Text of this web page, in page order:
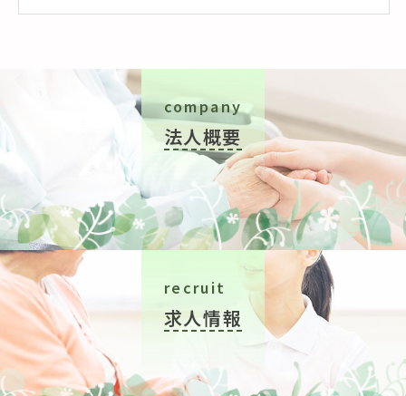
company
法人概要
recruit
求人情報